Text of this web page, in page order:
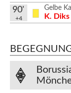
Gelbe
K. Diks
90'
+4